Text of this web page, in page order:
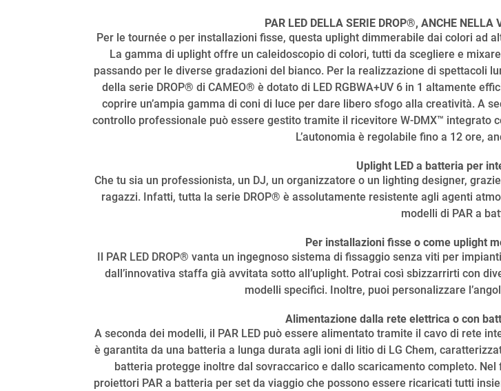
PAR LED DELLA SERIE DROP®, ANCHE NELLA
Per le tournée o per installazioni fisse, questa uplight dimmerabile dai colori ad
La gamma di uplight offre un caleidoscopio di colori, tutti da scegliere e
passando per le diverse gradazioni del bianco. Per la realizzazione di spettacoli
della serie DROP® di CAMEO® è dotato di LED RGBWA+UV 6 in 1 altamente
coprire un’ampia gamma di coni di luce per dare libero sfogo alla creatività. A
controllo professionale può essere gestito tramite il ricevitore W-DMX™ integrato
L’autonomia è regolabile fino a 12 ore,
Uplight LED a batteria per
Che tu sia un professionista, un DJ, un organizzatore o un lighting designer,
ragazzi. Infatti, tutta la serie DROP® è assolutamente resistente agli agenti
modelli di PAR a
Per installazioni fisse o come uplight
Il PAR LED DROP® vanta un ingegnoso sistema di fissaggio senza viti per
dall’innovativa staffa già avvitata sotto all’uplight. Potrai così sbizzarrirti con
modelli specifici. Inoltre, puoi personalizzare
Alimentazione dalla rete elettrica o con
A seconda dei modelli, il PAR LED può essere alimentato tramite il cavo di rete
è garantita da una batteria a lunga durata agli ioni di litio di LG Chem,
batteria protegge inoltre dal sovraccarico e dallo scaricamento completo.
proiettori PAR a batteria per set da viaggio che possono essere ricaricati tutti